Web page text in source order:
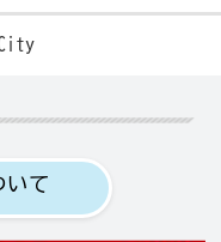
いて